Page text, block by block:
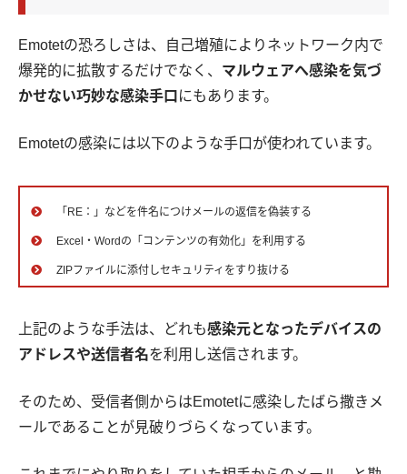
Emotetの恐ろしさは、自己増殖によりネットワーク内で
爆発的に拡散するだけでなく、 マルウェアへ感染を気づ
かせない巧妙な感染手口 にもあります。
Emotetの感染には以下のような手口が使われています。
「RE：」などを件名につけメールの返信を偽装する
Excel・Wordの「コンテンツの有効化」を利用する
ZIPファイルに添付しセキュリティをすり抜ける
上記のような手法は、どれも感染元となったデバイスの
アドレスや送信者名を利用し送信されます。
そのため、受信者側からはEmotetに感染したばら撒きメ
ールであることが見破りづらくなっています。